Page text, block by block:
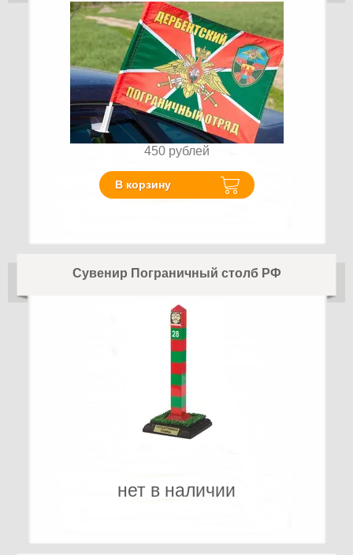
450 рублей
В корзину
Сувенир Пограничный столб РФ
нет в наличии